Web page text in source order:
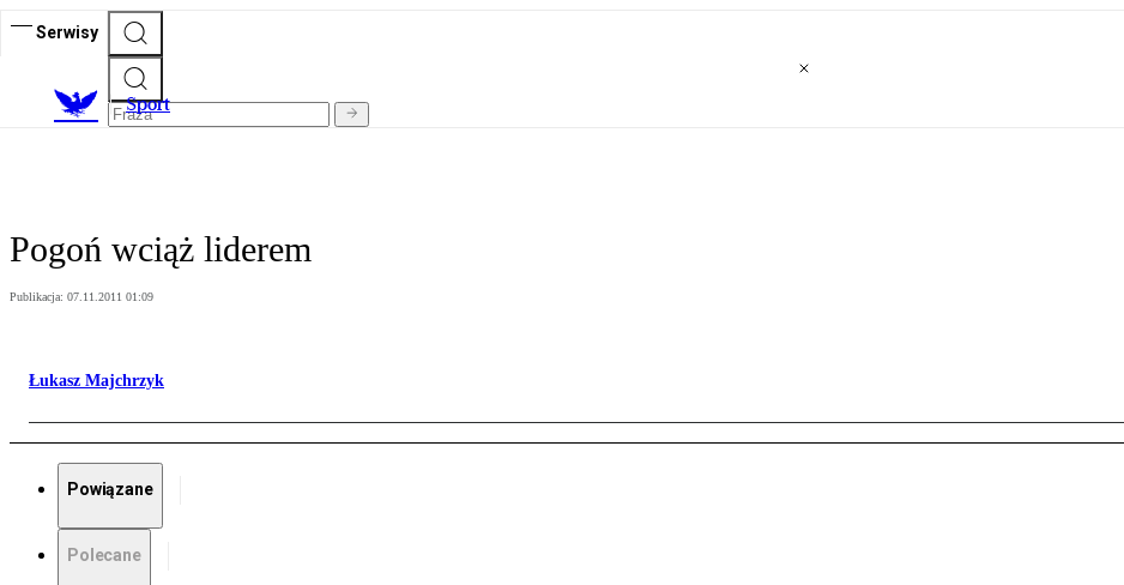
Serwisy
Sport
Pogoń wciąż liderem
Publikacja: 07.11.2011 01:09
Łukasz Majchrzyk
Powiązane
Polecane